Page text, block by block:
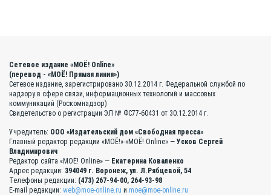
Сетевое издание «МОЁ! Online»
(перевод - «МОЁ! Прямая линия»)
Сетевое издание, зарегистрировано 30.12.2014 г. Федеральной службой по
надзору в сфере связи, информационных технологий и массовых
коммуникаций (Роскомнадзор)
Свидетельство о регистрации ЭЛ № ФС77-60431 от 30.12.2014 г.
Учредитель: ООО «Издательский дом «Свободная пресса»
Главный редактор редакции «МОЁ!»-«МОЁ! Online» — Усков Сергей
Владимирович
Редактор сайта «МОЁ! Online» — Екатерина Коваленко
Адрес редакции: 394049 г. Воронеж, ул. Л.Рябцевой, 54
Телефоны редакции: (473) 267-94-00, 264-93-98
E-mail редакции: web@moe-online.ru и moe@moe-online.ru